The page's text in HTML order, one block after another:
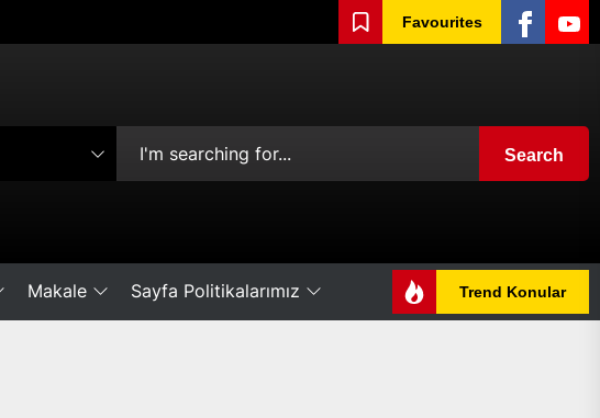
Favourites Facebook
Search
Makale Sayfa Politikalarımız Trend Konular